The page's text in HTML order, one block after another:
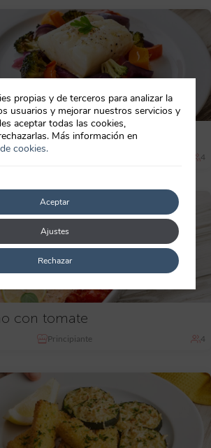
con verduras
4
con tomate
Principiante 4
propias y de terceros para analizar la
usuarios y mejorar nuestros servicios y
aceptar todas las cookies,
Más información en
cookies.
Aceptar
Rechazar
Ajustes